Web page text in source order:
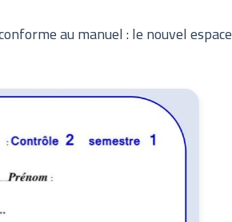
au manuel : le nouvel espace